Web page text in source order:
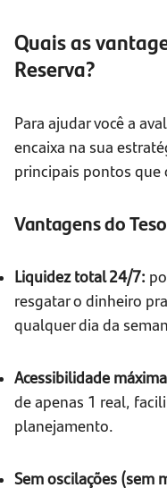
Quais as
Reserva?
Para ajudar você a
encaixa na sua
principais pontos que
Vantagens do
Liquidez total 24/7:
resgatar o dinheiro
qualquer dia da
Acessibilidade
de apenas 1 real,
planejamento.
Sem oscilações (sem